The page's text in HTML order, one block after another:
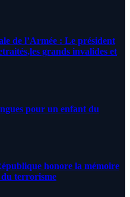
de l’Armée : Le président
grands invalides et
pour un enfant du
honore la mémoire
du terrorisme